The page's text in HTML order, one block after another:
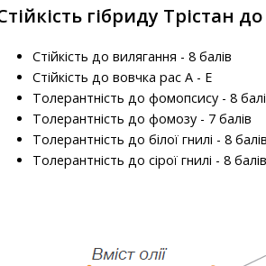
гібриду Трістан
Стійкість до вилягання - 8 балів
Стійкість до вовчка рас A - E
Толерантність до фомопсису - 8
Толерантність до фомозу - 7 балів
Толерантність до білої гнилі - 8 балів
Толерантність до сірої гнилі - 8 балів